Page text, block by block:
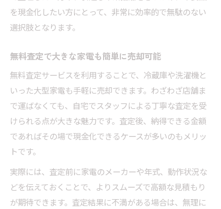
を現金化したい方にとって、非常に効率的で無駄のない
選択肢となります。
無料査定で大きな家電も簡単に売却可能
無料査定サービスを利用することで、冷蔵庫や洗濯機と
いった大型家電も手軽に売却できます。わざわざ店舗ま
で運ばなくても、自宅でスタッフによる丁寧な査定を受
けられる点が大きな魅力です。査定後、納得できる金額
であればその場で現金化できるケースが多いのもメリッ
トです。
実際には、査定前に家電のメーカーや年式、動作状況な
どを伝えておくことで、よりスムーズで高額な見積もり
が期待できます。査定結果に不満がある場合は、無理に